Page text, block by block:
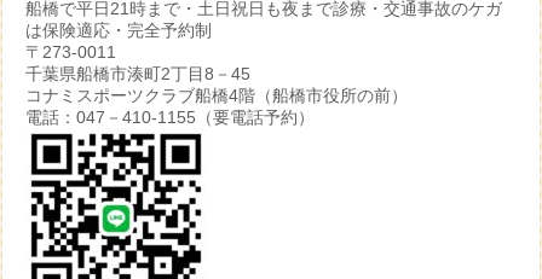
船橋で平日21時まで・土日祝日も夜まで診療・交通事故のケガ
は保険適応・完全予約制
〒273-0011
千葉県船橋市湊町2丁目8－45
コナミスポーツクラブ船橋4階（船橋市役所の前）
電話：047－410-1155（要電話予約）